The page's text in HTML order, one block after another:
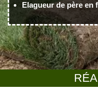
Elagueur de père en